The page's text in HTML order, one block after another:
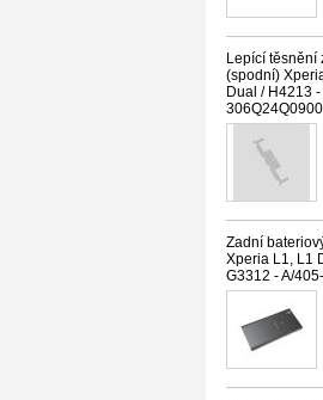
Lepící těsnění
(spodní)
Dual / H4213 -
306Q24Q0900
Zadní
Xperia L1, L1
G3312 - A/